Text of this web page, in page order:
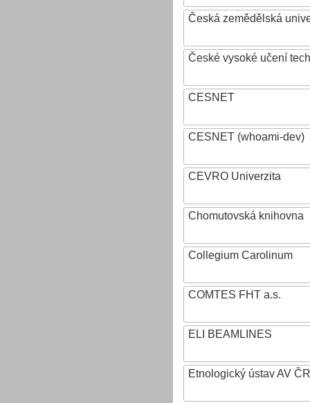
Česká zemědělská
České vysoké učení
CESNET
CESNET (whoami-dev)
CEVRO Univerzita
Chomutovská knihovna
Collegium Carolinum
COMTES FHT a.s.
ELI BEAMLINES
Etnologický ústav AV